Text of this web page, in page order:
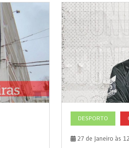
DESPORTO
27 de Janeiro às